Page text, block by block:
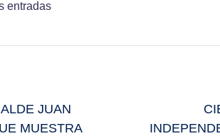
entradas
JUAN
MUESTRA